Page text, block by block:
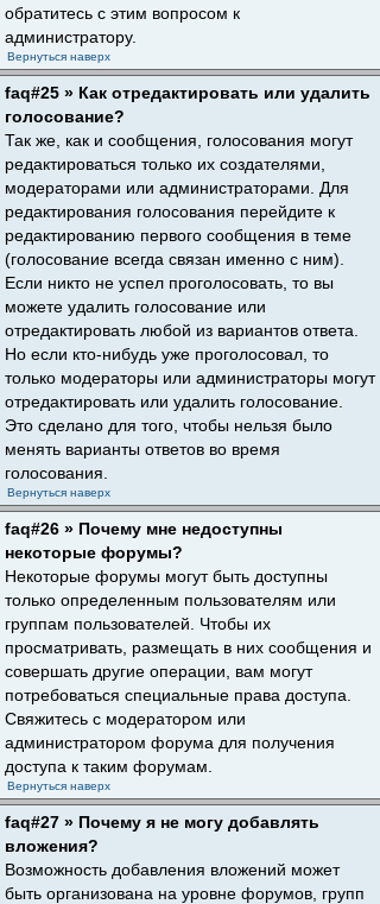
обратитесь с этим вопросом к
администратору.
Вернуться наверх
faq#25 » Как отредактировать или удалить
голосование?
Так же, как и сообщения, голосования могут
редактироваться только их создателями,
модераторами или администраторами. Для
редактирования голосования перейдите к
редактированию первого сообщения в теме
(голосование всегда связан именно с ним).
Если никто не успел проголосовать, то вы
можете удалить голосование или
отредактировать любой из вариантов ответа.
Но если кто-нибудь уже проголосовал, то
только модераторы или администраторы могут
отредактировать или удалить голосование.
Это сделано для того, чтобы нельзя было
менять варианты ответов во время
голосования.
Вернуться наверх
faq#26 » Почему мне недоступны
некоторые форумы?
Некоторые форумы могут быть доступны
только определенным пользователям или
группам пользователей. Чтобы их
просматривать, размещать в них сообщения и
совершать другие операции, вам могут
потребоваться специальные права доступа.
Свяжитесь с модератором или
администратором форума для получения
доступа к таким форумам.
Вернуться наверх
faq#27 » Почему я не могу добавлять
вложения?
Возможность добавления вложений может
быть организована на уровне форумов, групп